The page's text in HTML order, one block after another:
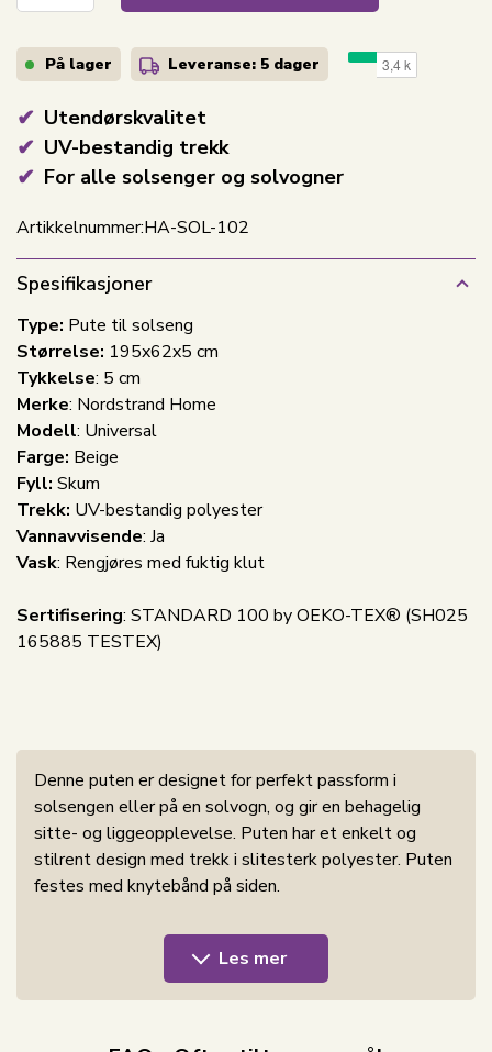
Utendørskvalitet
UV-bestandig trekk
For alle solsenger og solvogner
På lager Leveranse: 5 dager
Artikkelnummer:HA-SOL-102
Spesifikasjoner
Type: Pute til solseng
Størrelse: 195x62x5 cm
Tykkelse: 5 cm
Merke: Nordstrand Home
Modell: Universal
Farge: Beige
Fyll: Skum
Trekk: UV-bestandig polyester
Vannavvisende: Ja
Vask: Rengjøres med fuktig klut
Sertifisering: STANDARD 100 by OEKO-TEX® (SH025
165885 TESTEX)
Denne puten er designet for perfekt passform i
solsengen eller på en solvogn, og gir en behagelig
sitte- og liggeopplevelse. Puten har et enkelt og
stilrent design med trekk i slitesterk polyester. Puten
festes med knytebånd på siden.
Nordstrand Homeuniversellpute til solvogn er en
allsidig løsning for enhver solvogn. Med et 5 cm tykt
Les mer